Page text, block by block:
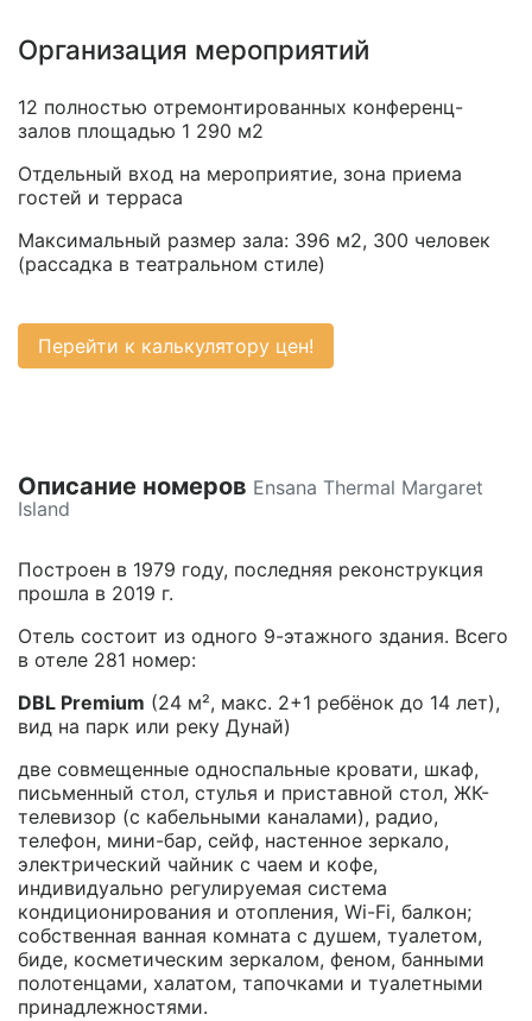
Организация мероприятий
12 полностью отремонтированных конференц-
залов площадью 1 290 м2
Отдельный вход на мероприятие, зона приема
гостей и терраса
Максимальный размер зала: 396 м2, 300 человек
(рассадка в театральном стиле)
Перейти к калькулятору цен!
Описание номеров Ensana Thermal Margaret
Island
Построен в 1979 году, последняя реконструкция
прошла в 2019 г.
Отель состоит из одного 9-этажного здания. Всего
в отеле 281 номер:
DBL Premium (24 м², макс. 2+1 ребёнок до 14 лет),
вид на парк или реку Дунай)
две совмещенные односпальные кровати, шкаф,
письменный стол, стулья и приставной стол, ЖК-
телевизор (с кабельными каналами), радио,
телефон, мини-бар, сейф, настенное зеркало,
электрический чайник с чаем и кофе,
индивидуально регулируемая система
кондиционирования и отопления, Wi-Fi, балкон;
собственная ванная комната с душем, туалетом,
биде, косметическим зеркалом, феном, банными
полотенцами, халатом, тапочками и туалетными
принадлежностями.